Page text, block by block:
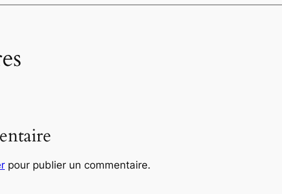
pour publier un commentaire.